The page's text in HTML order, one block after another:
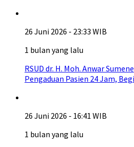
26 Juni 2026 - 23:33 WIB
1 bulan yang lalu
RSUD dr. H. Moh. Anwar
Pengaduan Pasien 24 Jam,
26 Juni 2026 - 16:41 WIB
1 bulan yang lalu